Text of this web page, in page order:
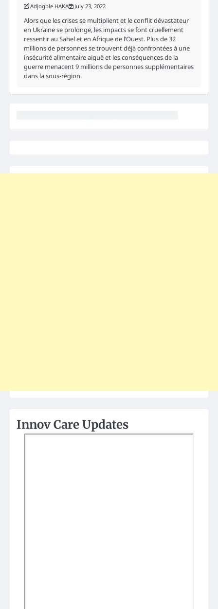
Adjogble HAKA July 23, 2022
Alors que les crises se multiplient et le conflit dévastateur
en Ukraine se prolonge, les impacts se font cruellement
ressentir au Sahel et en Afrique de l’Ouest. Plus de 32
millions de personnes se trouvent déjà confrontées à une
insécurité alimentaire aiguë et les conséquences de la
guerre menacent 9 millions de personnes supplémentaires
dans la sous-région.
Innov Care Updates